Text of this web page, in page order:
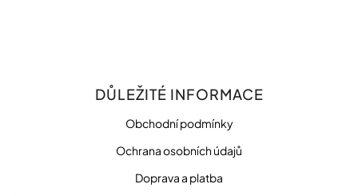
DŮLEŽITÉ INFORMACE
Obchodní podmínky
Ochrana osobních údajů
Doprava a platba